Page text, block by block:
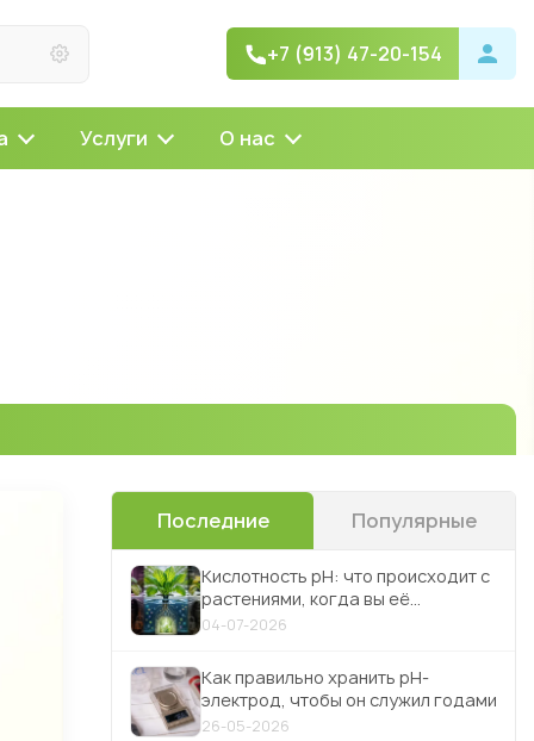
+7 (913) 47-20-154
Услуги О нас
Последние Популярные
Кислотность pH: что происходит с
растениями, когда вы её
игнорируете
04-07-2026
Как правильно хранить pH-
электрод, чтобы он служил годами
26-05-2026